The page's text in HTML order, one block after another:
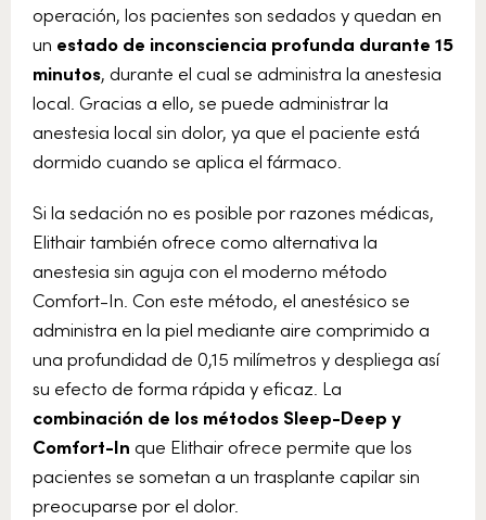
operación, los pacientes son sedados y quedan en
un estado de inconsciencia profunda durante 15
minutos, durante el cual se administra la anestesia
local. Gracias a ello, se puede administrar la
anestesia local sin dolor, ya que el paciente está
dormido cuando se aplica el fármaco.
Si la sedación no es posible por razones médicas,
Elithair también ofrece como alternativa la
anestesia sin aguja con el moderno método
Comfort-In. Con este método, el anestésico se
administra en la piel mediante aire comprimido a
una profundidad de 0,15 milímetros y despliega así
su efecto de forma rápida y eficaz. La
combinación de los métodos Sleep-Deep y
Comfort-In que Elithair ofrece permite que los
pacientes se sometan a un trasplante capilar sin
preocuparse por el dolor.